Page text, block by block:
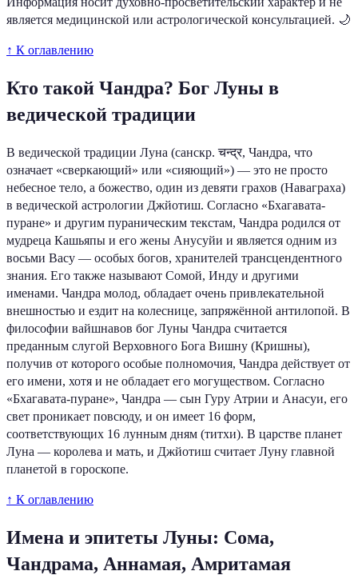
является медицинской или астрологической консультацией. 🌙
↑ К оглавлению
Кто такой Чандра? Бог Луны в
ведической традиции
В ведической традиции Луна (санскр. चन्द्र, Чандра, что
означает «сверкающий» или «сияющий») — это не просто
небесное тело, а божество, один из девяти грахов (Наваграха)
в ведической астрологии Джйотиш. Согласно «Бхагавата-
пуране» и другим пураническим текстам, Чандра родился от
мудреца Кашьяпы и его жены Анусуйи и является одним из
восьми Васу — особых богов, хранителей трансцендентного
знания. Его также называют Сомой, Инду и другими
именами. Чандра молод, обладает очень привлекательной
внешностью и ездит на колеснице, запряжённой антилопой. В
философии вайшнавов бог Луны Чандра считается
преданным слугой Верховного Бога Вишну (Кришны),
получив от которого особые полномочия, Чандра действует от
его имени, хотя и не обладает его могуществом. Согласно
«Бхагавата-пуране», Чандра — сын Гуру Атрии и Анасуи, его
свет проникает повсюду, и он имеет 16 форм,
соответствующих 16 лунным дням (титхи). В царстве планет
Луна — королева и мать, и Джйотиш считает Луну главной
планетой в гороскопе.
↑ К оглавлению
Имена и эпитеты Луны: Сома,
Чандрама, Аннамая, Амритамая